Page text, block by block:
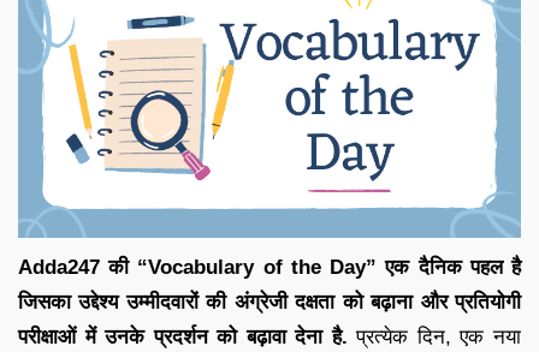
Adda247 की “Vocabulary of the Day” एक दैनिक पहल है
जिसका उद्देश्य उम्मीदवारों की अंग्रेजी दक्षता को बढ़ाना और प्रतियोगी
परीक्षाओं में उनके प्रदर्शन को बढ़ावा देना है. प्रत्येक दिन, एक नया